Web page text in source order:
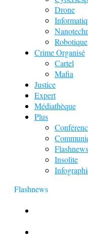
Drone
Robotique
Crime Organisé
Cartel
Mafia
Justice
Expert
Médiathèque
Plus
Flashnews
Insolite
Flashnews